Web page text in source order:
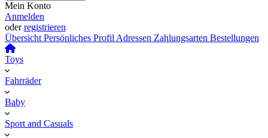
Mein Konto
Anmelden
oderregistrieren
Übersicht Persönliches Profil Adressen Zahlungsarten Bestellungen
Toys
Fahrräder
Baby
Sport and Casuals